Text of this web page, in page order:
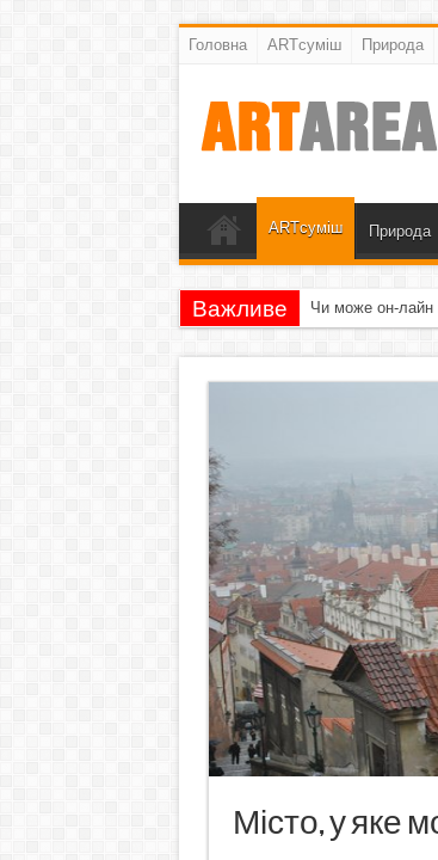
Головна ARTсуміш Природа
ARTсуміш Природа
Важливе Чи може он-лайн
Місто, у яке